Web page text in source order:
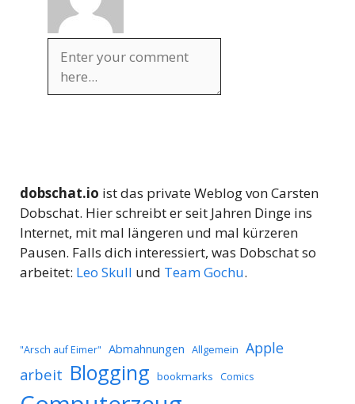
dobschat.io ist das private Weblog von Carsten
Dobschat. Hier schreibt er seit Jahren Dinge ins
Internet, mit mal längeren und mal kürzeren
Pausen. Falls dich interessiert, was Dobschat so
arbeitet: Leo Skull und Team Gochu.
"Arsch auf Eimer" Abmahnungen Allgemein Apple
arbeit Blogging bookmarks Comics